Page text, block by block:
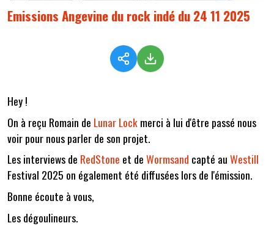
Emissions Angevine du rock indé du 24 11 2025
Hey !
On à reçu Romain de Lunar Lockmerci à lui d'être passé nous
voir pour nous parler de son projet.
Les interviews de RedStone et deWormsand capté auWestill
Festival 2025 on également été diffusées lors de l'émission.
Bonne écoute à vous,
Les dégoulineurs.